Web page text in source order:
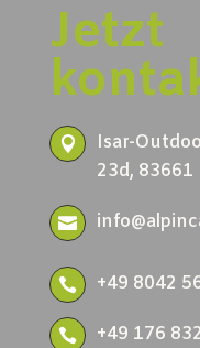
Jetzt

Isar-
23d, 83661

 +49 8042
 +49 176